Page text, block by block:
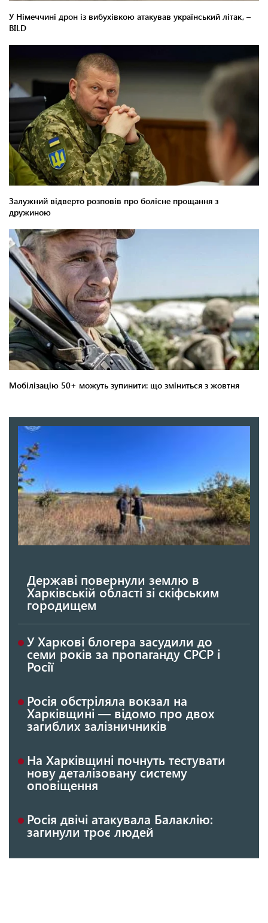
Державі повернули землю в
Харківській області зі скіфським
городищем
У Харкові блогера засудили до
семи років за пропаганду СРСР і
Росії
Росія обстріляла вокзал на
Харківщині — відомо про двох
загиблих залізничників
На Харківщині почнуть тестувати
нову деталізовану систему
оповіщення
Росія двічі атакувала Балаклію:
загинули троє людей